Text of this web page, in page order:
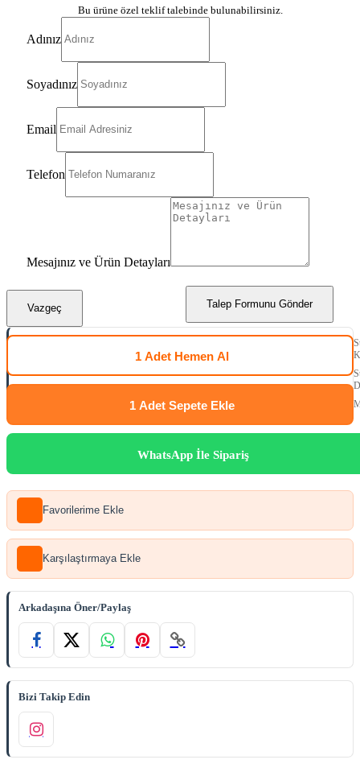
Bu ürüne özel teklif talebinde bulunabilirsiniz.
Adınız
Soyadınız
Email
Telefon
Mesajınız ve Ürün Detayları
Talep Formunu Gönder
Vazgeç
1 Adet Hemen Al
1 Adet Sepete Ekle
WhatsApp İle Sipariş
Favorilerime Ekle
Karşılaştırmaya Ekle
Arkadaşına Öner/Paylaş
Bizi Takip Edin